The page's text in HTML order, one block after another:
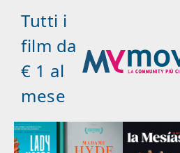
Tutti i
film da
€ 1 al
mese